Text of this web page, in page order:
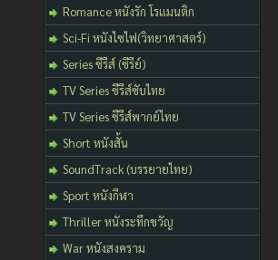
Romance หนังรัก โรแมนติก
Sci-Fi หนังไซไฟ(วิทยาศาสตร์)
Series ซีรีส์ (ซีรีย์)
TV Series ซีรีส์ซับไทย
TV Series ซีรีส์พากย์ไทย
Short หนังสั้น
SoundTrack (บรรยายไทย)
Sport หนังกีฬา
Thriller หนังระทึกขวัญ
War หนังสงคราม